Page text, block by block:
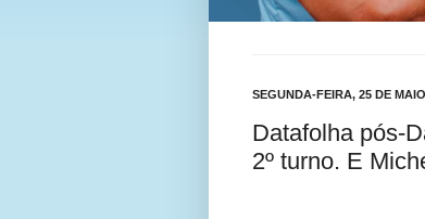
SEGUNDA-FEIRA, 25 DE
Datafolha pós-
2º turno. E